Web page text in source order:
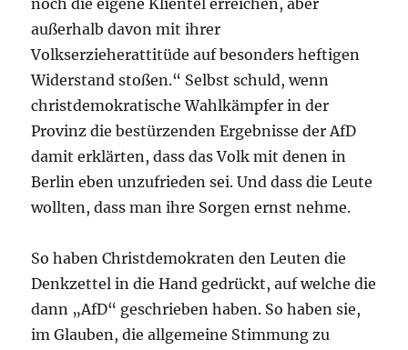
noch die eigene Klientel erreichen, aber
außerhalb davon mit ihrer
Volkserzieherattitüde auf besonders heftigen
Widerstand stoßen.“ Selbst schuld, wenn
christdemokratische Wahlkämpfer in der
Provinz die bestürzenden Ergebnisse der AfD
damit erklärten, dass das Volk mit denen in
Berlin eben unzufrieden sei. Und dass die Leute
wollten, dass man ihre Sorgen ernst nehme.
So haben Christdemokraten den Leuten die
Denkzettel in die Hand gedrückt, auf welche die
dann „AfD“ geschrieben haben. So haben sie,
im Glauben, die allgemeine Stimmung zu